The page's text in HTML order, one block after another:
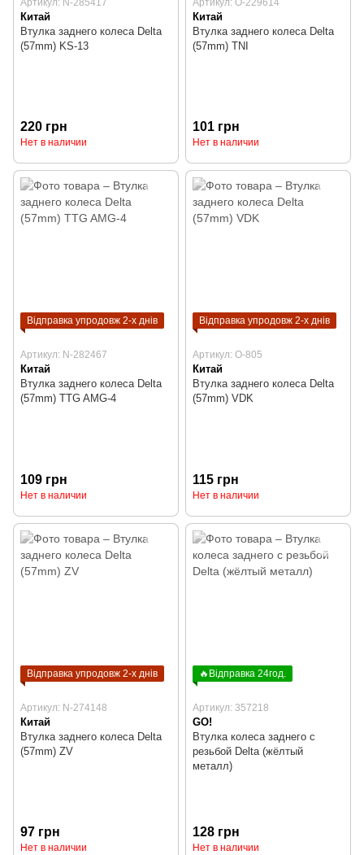
Артикул: N-285417
Китай
Втулка заднего колеса Delta
(57mm) KS-13
220 грн
Нет в наличии
Артикул: O-229614
Китай
Втулка заднего колеса Delta
(57mm) TNI
101 грн
Нет в наличии
Відправка упродовж 2-х днів
Артикул: N-282467
Китай
Втулка заднего колеса Delta
(57mm) TTG AMG-4
109 грн
Нет в наличии
Відправка упродовж 2-х днів
Артикул: O-805
Китай
Втулка заднего колеса Delta
(57mm) VDK
115 грн
Нет в наличии
Відправка упродовж 2-х днів
Артикул: N-274148
Китай
Втулка заднего колеса Delta
(57mm) ZV
97 грн
Нет в наличии
🔥Відправка 24год.
Артикул: 357218
GO!
Втулка колеса заднего с
резьбой Delta (жёлтый
металл)
128 грн
Нет в наличии